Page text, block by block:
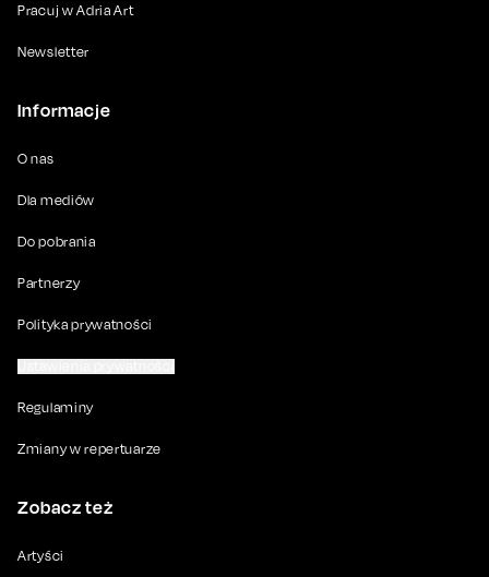
Pracuj w Adria Art
Newsletter
Informacje
O nas
Dla mediów
Do pobrania
Partnerzy
Polityka prywatności
Regulaminy
Zmiany w repertuarze
Zobacz też
Artyści